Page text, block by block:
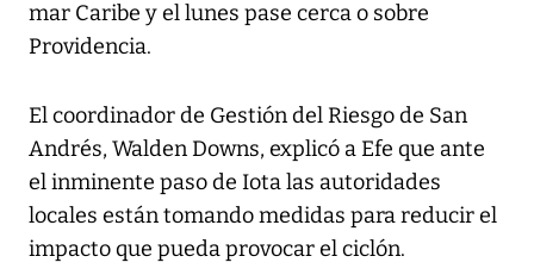
mar Caribe y el lunes pase cerca o sobre
Providencia.
El coordinador de Gestión del Riesgo de San
Andrés, Walden Downs, explicó a Efe que ante
el inminente paso de Iota las autoridades
locales están tomando medidas para reducir el
impacto que pueda provocar el ciclón.